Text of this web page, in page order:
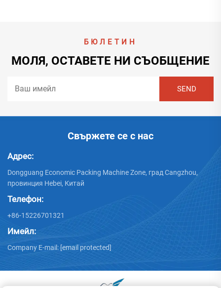
БЮЛЕТИН
МОЛЯ, ОСТАВЕТЕ НИ СЪОБЩЕНИЕ
Свържете се с нас
Адрес:
Dongguang Economic Packing Machine Zone, град Cangzhou,
провинция Hebei, Китай
Телефон:
+86-15226701321
Имейл:
Company E-mail: [email protected]